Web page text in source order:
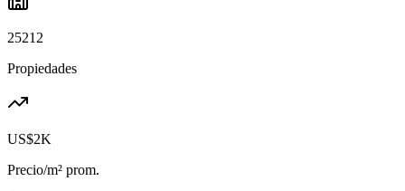
25212
Propiedades
US$2K
Precio/m² prom.